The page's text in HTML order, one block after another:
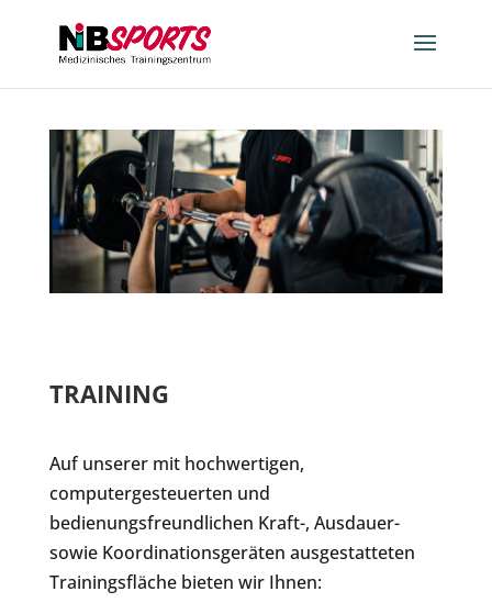
TRAINING
Auf unserer mit hochwertigen,
computergesteuerten und
bedienungsfreundlichen Kraft-, Ausdauer-
sowie Koordinationsgeräten ausgestatteten
Trainingsfläche bieten wir Ihnen: